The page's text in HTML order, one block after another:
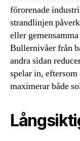
förorenade
strandlinjen
eller
Bullernivåer från
andra sidan
spelar in,
maximerar både